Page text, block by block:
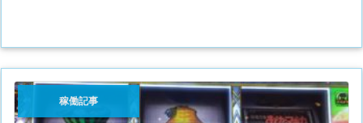
稼働記事